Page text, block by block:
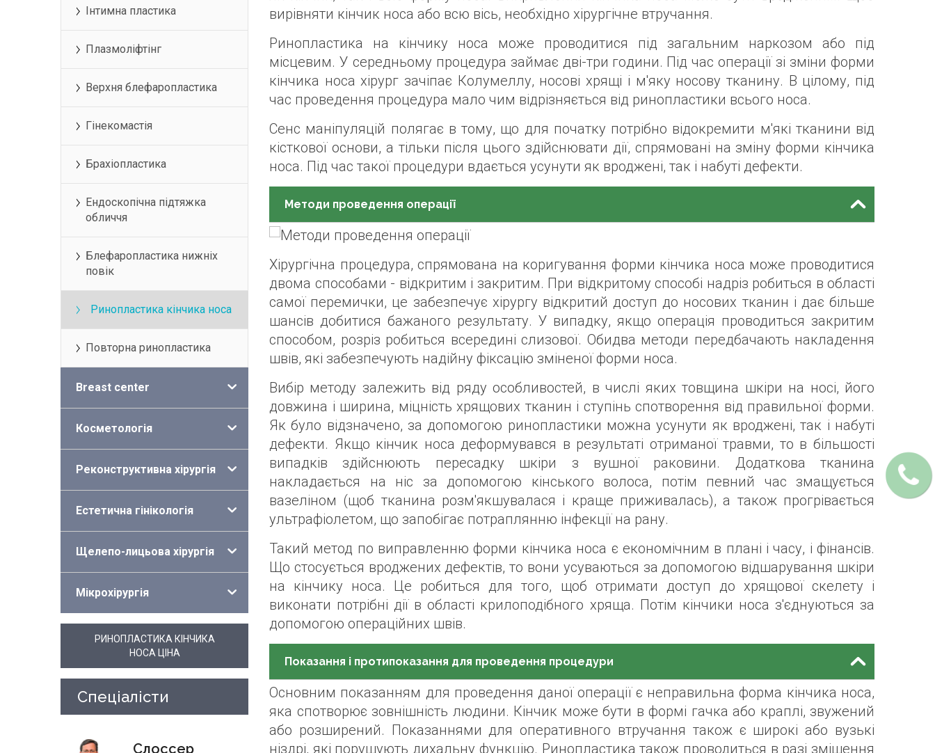
Інтимна пластика
Плазмоліфтінг
Верхня блефаропластика
Гінекомастія
Брахіопластика
Ендоскопічна підтяжка
обличчя
Блефаропластика нижніх
повік
Ринопластика кінчика носа
Повторна ринопластика
Breast center
Косметологія
Реконструктивна хірургія
Естетична гінікологія
Щелепо-лицьова хірургія
Мікрохірургія
РИНОПЛАСТИКА КІНЧИКА
НОСА ЦІНА
Спеціалісти
Слоссер
вирівняти кінчик носа або всю вісь, необхідно хірургічне втручання.
Ринопластика на кінчику носа може проводитися під загальним наркозом або під
місцевим. У середньому процедура займає дві-три години. Під час операції зі зміни форми
кінчика носа хірург зачіпає Колумеллу, носові хрящі і м'яку носову тканину. В цілому, під
час проведення процедура мало чим відрізняється від ринопластики всього носа.
Сенс маніпуляцій полягає в тому, що для початку потрібно відокремити м'які тканини від
кісткової основи, а тільки після цього здійснювати дії, спрямовані на зміну форми кінчика
носа. Під час такої процедури вдається усунути як вроджені, так і набуті дефекти.
Методи проведення операції
Хірургічна процедура, спрямована на коригування форми кінчика носа може проводитися
двома способами - відкритим і закритим. При відкритому способі надріз робиться в області
самої перемички, це забезпечує хірургу відкритий доступ до носових тканин і дає більше
шансів добитися бажаного результату. У випадку, якщо операція проводиться закритим
способом, розріз робиться всередині слизової. Обидва методи передбачають накладення
швів, які забезпечують надійну фіксацію зміненої форми носа.
Вибір методу залежить від ряду особливостей, в числі яких товщина шкіри на носі, його
довжина і ширина, міцність хрящових тканин і ступінь спотворення від правильної форми.
Як було відзначено, за допомогою ринопластики можна усунути як вроджені, так і набуті
дефекти. Якщо кінчик носа деформувався в результаті отриманої травми, то в більшості
випадків здійснюють пересадку шкіри з вушної раковини. Додаткова тканина
накладається на ніс за допомогою кінського волоса, потім певний час змащується
вазеліном (щоб тканина розм'якшувалася і краще приживалась), а також прогрівається
ультрафіолетом, що запобігає потраплянню інфекції на рану.
Такий метод по виправленню форми кінчика носа є економічним в плані і часу, і фінансів.
Що стосується вроджених дефектів, то вони усуваються за допомогою відшарування шкіри
на кінчику носа. Це робиться для того, щоб отримати доступ до хрящової скелету і
виконати потрібні дії в області крилоподібного хряща. Потім кінчики носа з'єднуються за
допомогою операційних швів.
Показання і протипоказання для проведення процедури
Основним показанням для проведення даної операції є неправильна форма кінчика носа,
яка спотворює зовнішність людини. Кінчик може бути в формі гачка або краплі, звужений
або розширений. Показаннями для оперативного втручання також є широкі або вузькі
ніздрі, які порушують дихальну функцію. Ринопластика також проводиться в разі зміщення